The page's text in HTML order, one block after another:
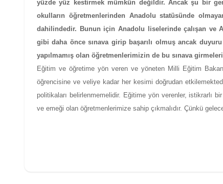
yüzde yüz kestirmek mümkün değildir. Ancak şu bir
okulların öğretmenlerinden Anadolu statüsünde
dahilindedir. Bunun için Anadolu liselerinde çalışan ve
gibi daha önce sınava girip başarılı olmuş ancak
yapılmamış olan öğretmenlerimizin de bu sınava
Eğitim ve öğretime yön veren ve yöneten Milli Eğitim
öğrencisine ve veliye kadar her kesimi doğrudan
politikaları belirlenmemelidir. Eğitime yön verenler, istikrarlı
ve emeği olan öğretmenlerimize sahip çıkmalıdır. Çünkü